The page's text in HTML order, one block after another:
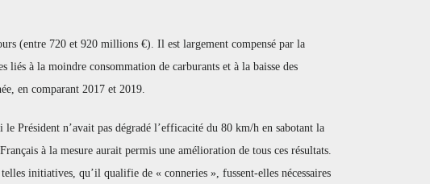
(entre 720 et 920 millions €). Il est largement compensé par la
à la moindre consommation de carburants et à la baisse des
en comparant 2017 et 2019.
Président n’avait pas dégradé l’efficacité du 80 km/h en sabotant la
à la mesure aurait permis une amélioration de tous ces résultats.
initiatives, qu’il qualifie de « conneries », fussent-elles nécessaires